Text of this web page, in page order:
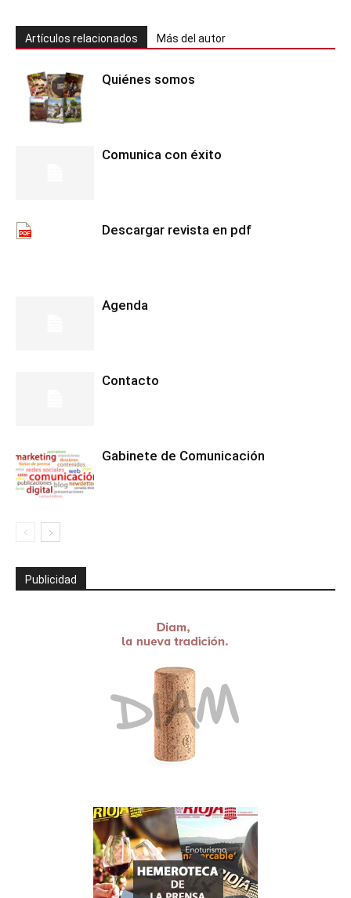
Artículos relacionados Más del autor
Quiénes somos
Comunica con éxito
Descargar revista en pdf
Agenda
Contacto
Gabinete de Comunicación
Publicidad